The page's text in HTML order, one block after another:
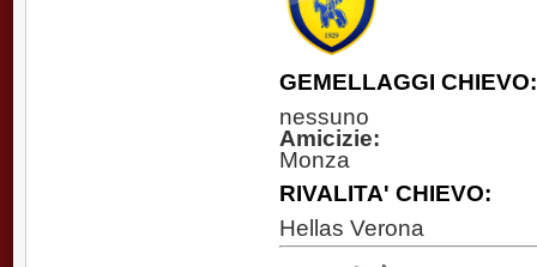
GEMELLAGGI CHIEVO:
nessuno
Amicizie:
Monza
RIVALITA' CHIEVO:
Hellas Verona